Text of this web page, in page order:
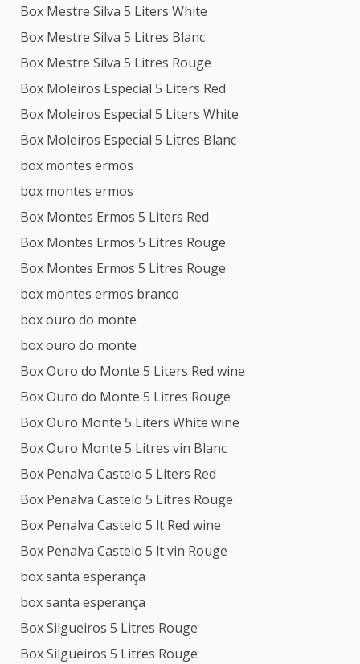
Box Mestre Silva 5 Liters White
Box Mestre Silva 5 Litres Blanc
Box Mestre Silva 5 Litres Rouge
Box Moleiros Especial 5 Liters Red
Box Moleiros Especial 5 Liters White
Box Moleiros Especial 5 Litres Blanc
box montes ermos
box montes ermos
Box Montes Ermos 5 Liters Red
Box Montes Ermos 5 Litres Rouge
Box Montes Ermos 5 Litres Rouge
box montes ermos branco
box ouro do monte
box ouro do monte
Box Ouro do Monte 5 Liters Red wine
Box Ouro do Monte 5 Litres Rouge
Box Ouro Monte 5 Liters White wine
Box Ouro Monte 5 Litres vin Blanc
Box Penalva Castelo 5 Liters Red
Box Penalva Castelo 5 Litres Rouge
Box Penalva Castelo 5 lt Red wine
Box Penalva Castelo 5 lt vin Rouge
box santa esperança
box santa esperança
Box Silgueiros 5 Litres Rouge
Box Silgueiros 5 Litres Rouge